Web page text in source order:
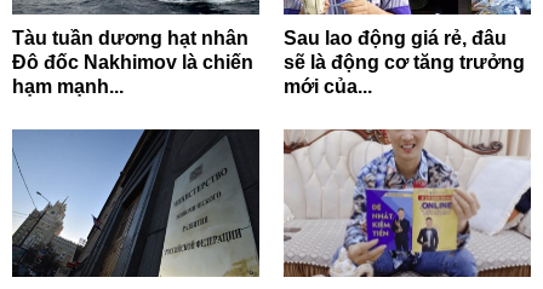
Tàu tuần dương hạt nhân
Đô đốc Nakhimov là chiến
hạm mạnh...
Sau lao động giá rẻ, đâu
sẽ là động cơ tăng trưởng
mới của...